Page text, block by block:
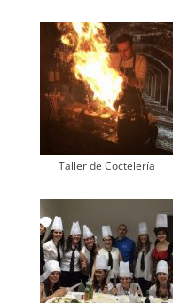
Taller de Coctelería